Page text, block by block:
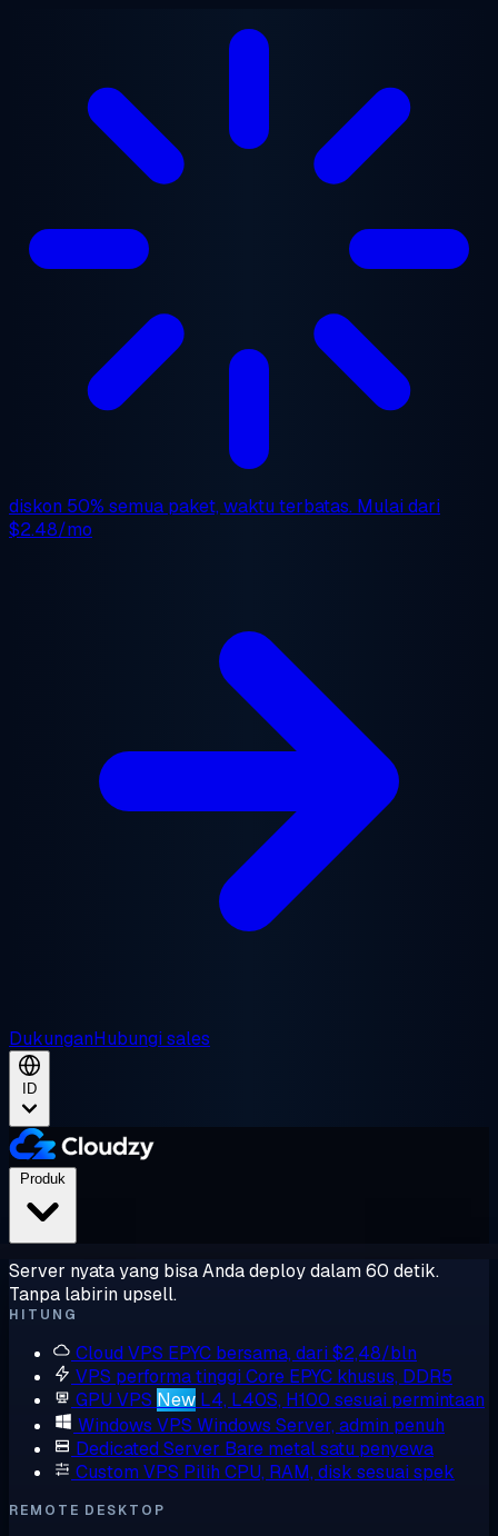
diskon 50% semua paket, waktu terbatas. Mulai dari
$2.48/mo
DukunganHubungi sales
ID
Server nyata yang bisa Anda deploy dalam 60 detik.
Tanpa labirin upsell.
HITUNG
Cloud VPS EPYC bersama, dari $2,48/bln
VPS performa tinggi Core EPYC khusus, DDR5
GPU VPS New L4, L40S, H100 sesuai permintaan
Windows VPS Windows Server, admin penuh
Dedicated Server Bare metal satu penyewa
Custom VPS Pilih CPU, RAM, disk sesuai spek
REMOTE DESKTOP